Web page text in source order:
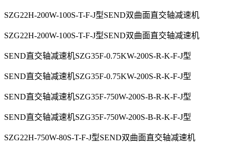
SZG22H-200W-100S-T-F-J型SEND双曲面直交轴减速机
SZG22H-200W-100S-T-F-J型SEND双曲面直交轴减速机
SEND直交轴减速机SZG35F-0.75KW-200S-R-K-F-J型
SEND直交轴减速机SZG35F-0.75KW-200S-R-K-F-J型
SEND直交轴减速机SZG35F-750W-200S-B-R-K-F-J型
SEND直交轴减速机SZG35F-750W-200S-B-R-K-F-J型
SZG22H-750W-80S-T-F-J型SEND双曲面直交轴减速机